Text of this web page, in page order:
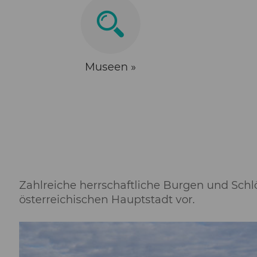
Museen »
Zahlreiche herrschaftliche Burgen und
österreichischen Hauptstadt vor.